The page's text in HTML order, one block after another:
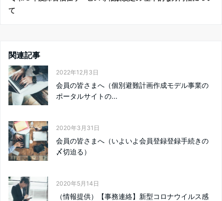
て
関連記事
2022年12月3日
会員の皆さまへ（個別避難計画作成モデル事業の
ポータルサイトの...
2020年3月31日
会員の皆さまへ（いよいよ会員登録登録手続きの
〆切迫る）
2020年5月14日
（情報提供）【事務連絡】新型コロナウイルス感